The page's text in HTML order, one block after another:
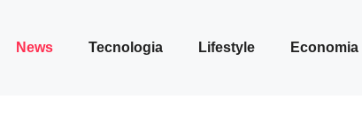
News Tecnologia Lifestyle Economia